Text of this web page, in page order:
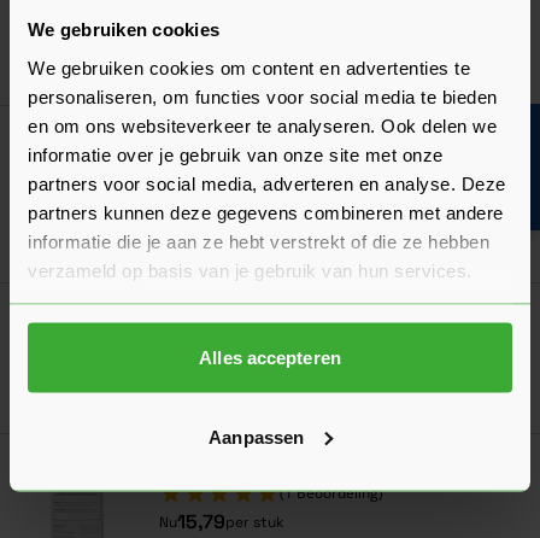
We gebruiken cookies
We gebruiken cookies om content en advertenties te
personaliseren, om functies voor social media te bieden
en om ons websiteverkeer te analyseren. Ook delen we
informatie over je gebruik van onze site met onze
partners voor social media, adverteren en analyse. Deze
partners kunnen deze gegevens combineren met andere
informatie die je aan ze hebt verstrekt of die ze hebben
verzameld op basis van je gebruik van hun services.
Alles accepteren
Aanpassen
Nu7,98 per stuk
Keralit Geperforeerd Platprofiel Zwart - Rol
à 500 cm
Verkrijgbaar in 3 afmetingen
Vanaf 15,38per rol Ga
Nu32,55per stuk Ga
(1 Beoordeling)
Nu15,79per stuk